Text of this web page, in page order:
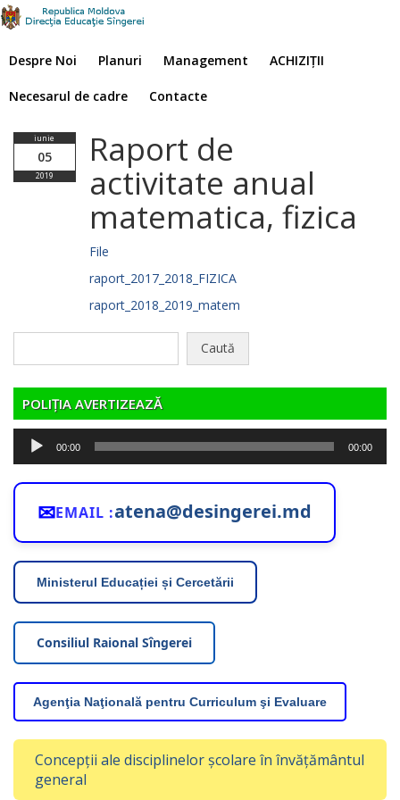
Despre Noi Planuri Management ACHIZIȚII
Necesarul de cadre Contacte
iunie
05
2019
Raport de
activitate anual
matematica, fizica
File
raport_2017_2018_FIZICA
raport_2018_2019_matem
POLIȚIA AVERTIZEAZĂ
Player
audio
00:00 00:00
✉EMAIL :atena@desingerei.md
Ministerul Educației și Cercetării
Consiliul Raional Sîngerei
Agenţia Naţională pentru Curriculum şi Evaluare
Concepții ale disciplinelor școlare în învățământul
general